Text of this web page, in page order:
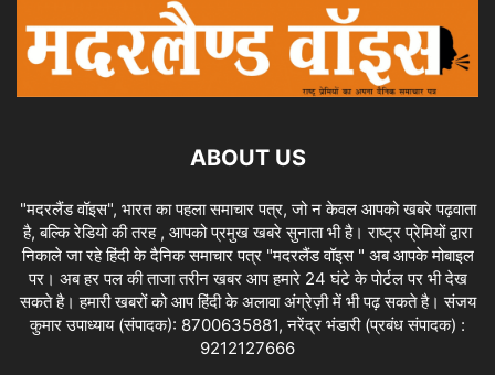
ABOUT US
"मदरलैंड वॉइस", भारत का पहला समाचार पत्र, जो न केवल आपको खबरे पढ़वाता
है, बल्कि रेडियो की तरह , आपको प्रमुख खबरे सुनाता भी है। राष्ट्र प्रेमियों द्वारा
निकाले जा रहे हिंदी के दैनिक समाचार पत्र "मदरलैंड वॉइस " अब आपके मोबाइल
पर। अब हर पल की ताजा तरीन खबर आप हमारे 24 घंटे के पोर्टल पर भी देख
सकते है। हमारी खबरों को आप हिंदी के अलावा अंग्रेज़ी में भी पढ़ सकते है। संजय
कुमार उपाध्याय (संपादक): 8700635881, नरेंद्र भंडारी (प्रबंध संपादक) :
9212127666